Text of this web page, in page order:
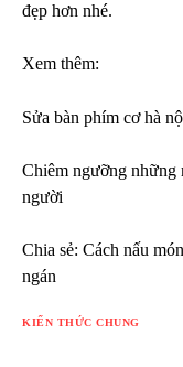
đẹp hơn nhé.
Xem thêm:
Sửa bàn phím cơ hà
Chiêm ngưỡng những
người
Chia sẻ: Cách nấu
ngán
KIẾN THỨC CHUNG